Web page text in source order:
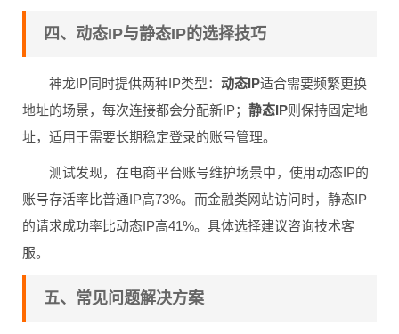
四、动态IP与静态IP的选择技巧
神龙IP同时提供两种IP类型： 动态IP适合需要频繁更换
地址的场景，每次连接都会分配新IP； 静态IP则保持固定地
址，适用于需要长期稳定登录的账号管理。
测试发现，在电商平台账号维护场景中，使用动态IP的
账号存活率比普通IP高73%。而金融类网站访问时，静态IP
的请求成功率比动态IP高41%。具体选择建议咨询技术客
服。
五、常见问题解决方案